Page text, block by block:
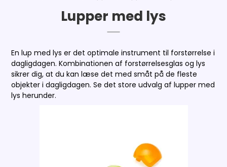
Lupper med lys
En lup med lys er det optimale instrument til forstørrelse i
dagligdagen. Kombinationen af forstørrelsesglas og lys
sikrer dig, at du kan læse det med småt på de fleste
objekter i dagligdagen. Se det store udvalg af lupper med
lys herunder.